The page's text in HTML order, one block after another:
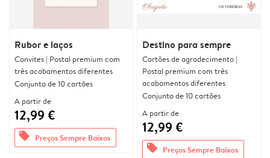
Rubor e laços
Convites | Postal premium com
três acabamentos diferentes
Conjunto de 10 cartões
A partir de
12,99 €
offers Preços Sempre Baixos
Destino para sempre
Cartões de agradecimento |
Postal premium com três
acabamentos diferentes
Conjunto de 10 cartões
A partir de
12,99 €
offers Preços Sempre Baixos